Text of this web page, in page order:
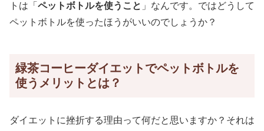
トは「 ペットボトルを使うこと 」なんです。ではどうして
ペットボトルを使ったほうがいいのでしょうか？
緑茶コーヒーダイエットでペットボトルを
使うメリットとは？
ダイエットに挫折する理由って何だと思いますか？それは